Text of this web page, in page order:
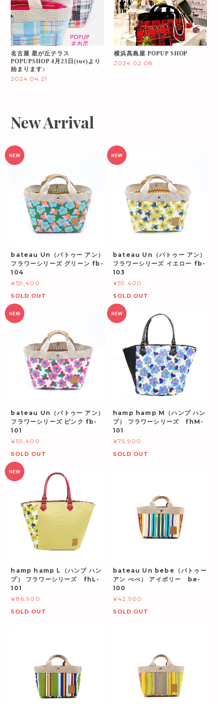
名古屋 星が丘テラス
POPUPSHOP 4月23日(tue)より
始まります♪
2024.04.21
横浜髙島屋 POPUP SHOP
2024.02.08
New Arrival
bateau Un（バトゥー アン）
フラワーシリーズ グリーン fb-
104
¥59,400
SOLD OUT
bateau Un（バトゥー アン）
フラワーシリーズ イエロー fb-
103
¥59,400
SOLD OUT
bateau Un（バトゥー アン）
フラワーシリーズ ピンク fb-
101
¥59,400
SOLD OUT
hamp hamp M（ハンプ ハン
プ） フラワーシリーズ fhM-
101
¥75,900
SOLD OUT
hamp hamp L（ハンプ ハン
プ） フラワーシリーズ fhL-
101
¥86,900
SOLD OUT
bateau Un bebe（バトゥー
アン べべ） アイボリー be-
100
¥42,900
SOLD OUT